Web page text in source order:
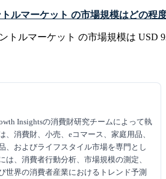
ルマーケット の市場規模はどの程
トルマーケット の市場規模は USD
Insightsの消費財研究チームによって執
、消費財、小売、eコマース、家庭用品、
、およびライフスタイル市場を専門とし
は、消費者行動分析、市場規模の測定、
世界の消費者産業におけるトレンド予測